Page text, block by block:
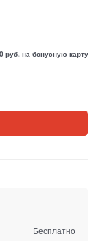
руб. на бонусную карту
Бесплатно